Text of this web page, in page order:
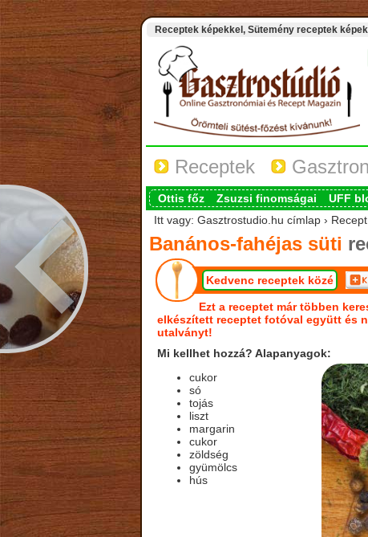
Receptek képekkel, Sütemény receptek
Receptek
Ottis főz Zsuzsi finomságai UFF
Itt vagy: Gasztrostudio.hu címlap ›
Banános-fahéjas süti
Kedvenc receptek közé
Ezt a receptet már többen
elkészített receptet fotóval együtt és
utalványt!
Mi kellhet hozzá? Alapanyagok:
cukor
só
tojás
liszt
margarin
cukor
zöldség
gyümölcs
hús